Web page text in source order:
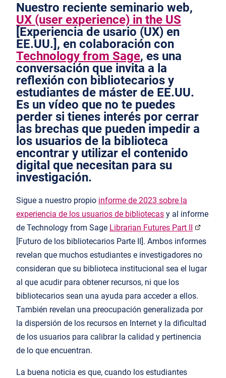
Nuestro reciente seminario web,
UX (user experience) in the US
[Experiencia de usario (UX) en
EE.UU.], en colaboración con
Technology from Sage, es una
conversación que invita a la
reflexión con bibliotecarios y
estudiantes de máster de EE.UU.
Es un vídeo que no te puedes
perder si tienes interés por cerrar
las brechas que pueden impedir a
los usuarios de la biblioteca
encontrar y utilizar el contenido
digital que necesitan para su
investigación.
Sigue a nuestro propio informe de 2023 sobre la
experiencia de los usuarios de bibliotecas y al informe
de Technology from Sage Librarian Futures Part II
[Futuro de los bibliotecarios Parte II]. Ambos informes
revelan que muchos estudiantes e investigadores no
consideran que su biblioteca institucional sea el lugar
al que acudir para obtener recursos, ni que los
bibliotecarios sean una ayuda para acceder a ellos.
También revelan una preocupación generalizada por
la dispersión de los recursos en Internet y la dificultad
de los usuarios para calibrar la calidad y pertinencia
de lo que encuentran.
La buena noticia es que, cuando los estudiantes